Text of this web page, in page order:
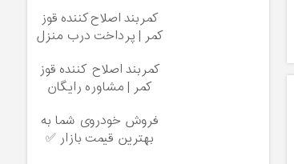
کمربند اصلاح‌کننده قوز
کمر | پرداخت درب منزل
کمربند اصلاح کننده قوز
کمر | مشاوره رایگان
فروش خودروی شما به
بهترین قیمت بازار ✅